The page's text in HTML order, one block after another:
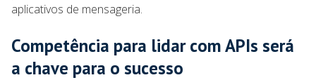
aplicativos de mensageria.
Competência para lidar com APIs será
a chave para o sucesso